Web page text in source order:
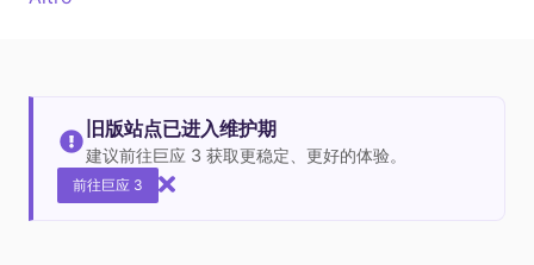
旧版站点已进入维护期
建议前往巨应 3 获取更稳定、更好的体验。
前往巨应 3